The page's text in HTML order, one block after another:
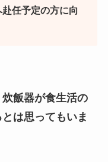
赴任予定の方に向
炊飯器が食生活の
は思ってもいま